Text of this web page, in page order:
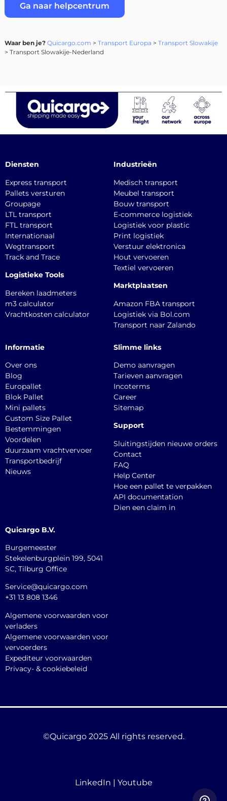
Ga naar helpcentrum
Waar ben je? Quicargo.com > Transport Europa > Transport Slowakije
> Transport Slowakije-Nederland
Diensten
Express transport
Pallets versturen
Groupage
LTL transport
FTL transport
Internationaal
Wegtransport
Track and Trace
Logistieke Tools
Bereken laadmeters
m3 calculator
Vrachtkosten calculator
Industrieën
Medisch transport
Meubel transport
Bouw transport
E-commerce logistiek
Logistiek voor plastic
Print logistiek
Verstuur elektronica
Hout vervoeren
Textiel vervoeren
Marktplaatsen
Amazon FBA transport
Logistiek via Bol.com
Transport naar Zalando
Informatie
Over ons
Blog
Europallet
Blok Pallet
Mini pallets
Custom Size Pallet
Bestemmingen
Voordelen
duurzaam vrachtvervoer
Transportbedrijf
Nieuws
Slimme links
Demo aanvragen
Tarieven aanvragen
Incoterms
Career
Sitemap
Support
Sluitingstijden nieuwe orders
Contact
FAQ
Help Center
Hoe een pallet te verpakken
API documentation
Dien een claim in
Quicargo B.V.
Burgemeester
Stekelenburgplein 199, 5041
SC, Tilburg Office
Service@quicargo.com
+31 13 808 1346
Algemene voorwaarden voor
verladers
Algemene voorwaarden voor
vervoerders
Expediteur voorwaarden
Privacy- & cookiebeleid
©Quicargo 2025 All rights reserved.
LinkedIn | Youtube